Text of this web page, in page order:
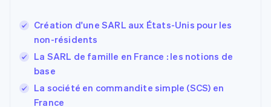
Création d'une SARL aux États-Unis pour les
non-résidents
La SARL de famille en France : les notions de
base
La société en commandite simple (SCS) en
France
Finlande
EnglishSvenska
FrançaisEnglish
Gibraltar
English
Grèce